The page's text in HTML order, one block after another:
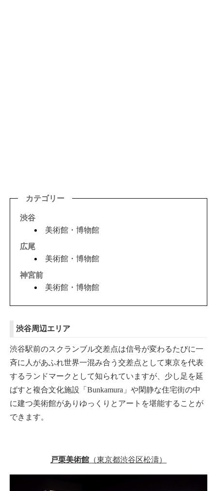
カテゴリー
渋谷
美術館・博物館
広尾
美術館・博物館
神宮前
美術館・博物館
渋谷周辺エリア
渋谷駅前のスクランブル交差点は信号が変わるたびに一
斉に人があふれ世界一混み合う交差点として東京を代表
するランドマークとして知られていますが、少し足を延
ばすと複合文化施設「Bunkamura」や閑静な住宅街の中
に建つ美術館がありゆっくりとアートを堪能することが
できます。
戸栗美術館 （東京都渋谷区松濤）